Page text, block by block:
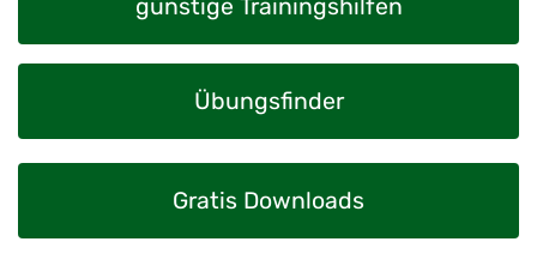
günstige Trainingshilfen
Übungsfinder
Gratis Downloads